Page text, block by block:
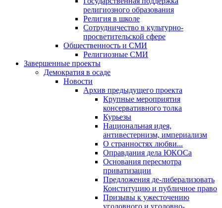
религиозного образования
Религия в школе
Сотрудничество в культурно-
просветительской сфере
Общественность и СМИ
Религиозные СМИ
Завершенные проекты
Демократия в осаде
Новости
Архив предыдущего проекта
Крупные мероприятия
консервативного толка
Курьезы
Национальная идея,
антивестернизм, империализм
О странностях любви...
Оправдания дела ЮКОСа
Основания пересмотра
приватизации
Предложения де-либерализовать
Конституцию и публичное право
Призывы к ужесточению